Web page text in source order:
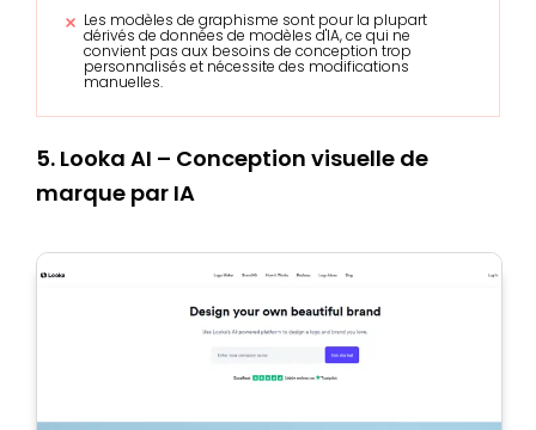
Les modèles de graphisme sont pour la plupart
dérivés de données de modèles d'IA, ce qui ne
convient pas aux besoins de conception trop
personnalisés et nécessite des modifications
manuelles.
5. Looka AI – Conception visuelle de
marque par IA